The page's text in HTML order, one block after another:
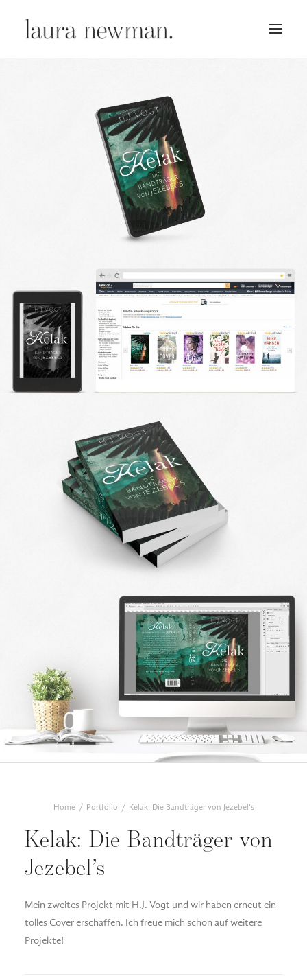
ÜBER MICH
DESIGN FAQ
PRESSEMATERIAL
WALLPAPER
Home Portfolio Kelak: Die Bandträger von Jezebel’s
Kelak: Die Bandträger von
Jezebel’s
Mein zweites Projekt mit H.J. Vogt und wir haben erneut ein
tolles Cover erschaffen. Ich freue mich schon auf weitere
Projekte!